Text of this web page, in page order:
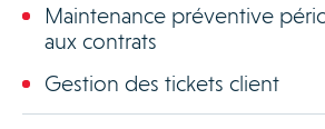
Maintenance préventive
aux contrats
Gestion des tickets client